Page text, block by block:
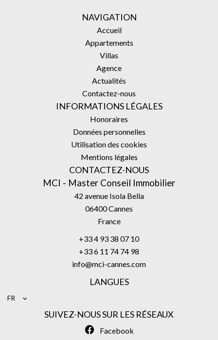
NAVIGATION
Accueil
Appartements
Villas
Agence
Actualités
Contactez-nous
INFORMATIONS LÉGALES
Honoraires
Données personnelles
Utilisation des cookies
Mentions légales
CONTACTEZ-NOUS
MCI - Master Conseil Immobilier
42 avenue Isola Bella
06400Cannes
France
+33 4 93 38 07 10
+33 6 11 74 74 98
info@mci-cannes.com
LANGUES
FR
SUIVEZ-NOUS SUR LES RÉSEAUX
Facebook